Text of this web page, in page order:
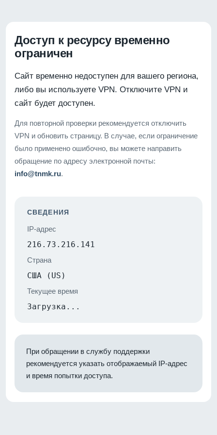
Доступ к ресурсу временно
ограничен
Сайт временно недоступен для вашего региона,
либо вы используете VPN. Отключите VPN и
сайт будет доступен.
Для повторной проверки рекомендуется отключить
VPN и обновить страницу. В случае, если ограничение
было применено ошибочно, вы можете направить
обращение по адресу электронной почты:
info@tnmk.ru.
СВЕДЕНИЯ
IP-адрес
216.73.216.141
Страна
США (US)
Текущее время
Загрузка...
При обращении в службу поддержки
рекомендуется указать отображаемый IP-адрес
и время попытки доступа.